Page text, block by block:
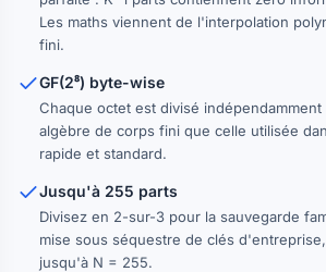
Les maths viennent de l'interpolation
fini.
GF(2⁸) byte-wise
Chaque octet est divisé indépendamment
algèbre de corps fini que celle utilisée
rapide et standard.
Jusqu'à 255 parts
Divisez en 2-sur-3 pour la sauvegarde
mise sous séquestre de clés
jusqu'à N = 255.